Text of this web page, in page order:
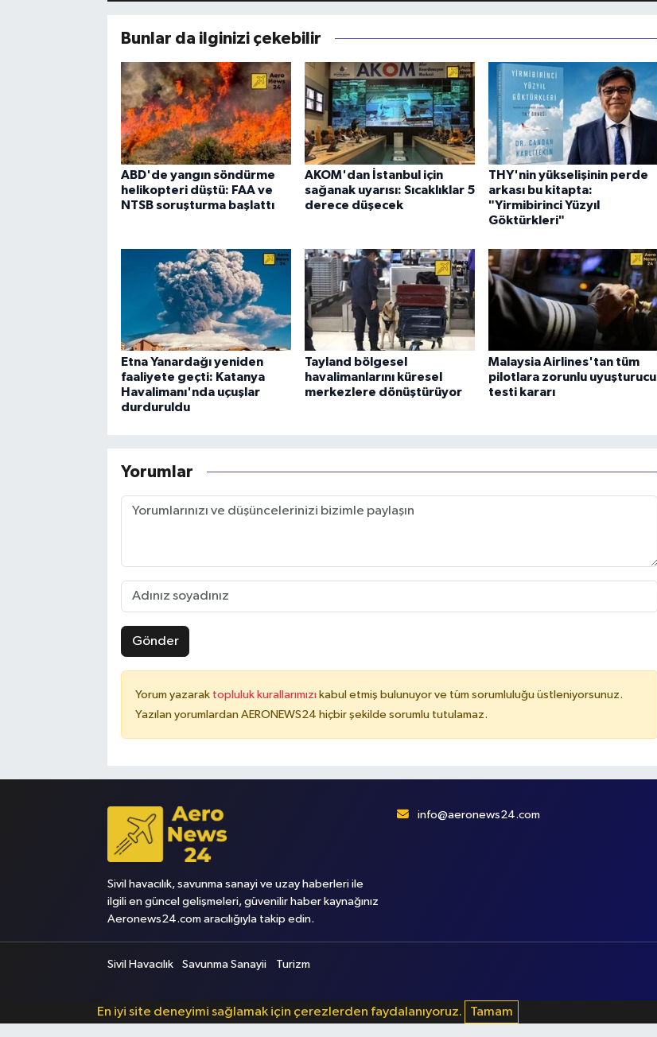
Bunlar da ilginizi çekebilir
ABD'de yangın söndürme
helikopteri düştü: FAA ve
NTSB soruşturma başlattı
AKOM'dan İstanbul için
sağanak uyarısı: Sıcaklıklar 5
derece düşecek
THY'nin yükselişinin perde
arkası bu kitapta:
"Yirmibirinci Yüzyıl
Göktürkleri"
Etna Yanardağı yeniden
faaliyete geçti: Katanya
Havalimanı'nda uçuşlar
durduruldu
Tayland bölgesel
havalimanlarını küresel
merkezlere dönüştürüyor
Malaysia Airlines'tan tüm
pilotlara zorunlu uyuşturucu
testi kararı
Yorumlar
Gönder
Yorum yazarak topluluk kurallarımızı kabul etmiş bulunuyor ve tüm sorumluluğu üstleniyorsunuz.
Yazılan yorumlardan AERONEWS24 hiçbir şekilde sorumlu tutulamaz.
Sivil havacılık, savunma sanayi ve uzay haberleri ile
ilgili en güncel gelişmeleri, güvenilir haber kaynağınız
Aeronews24.com aracılığıyla takip edin.
info@aeronews24.com
Sivil Havacılık Savunma Sanayii Turizm
En iyi site deneyimi sağlamak için çerezlerden faydalanıyoruz. Tamam